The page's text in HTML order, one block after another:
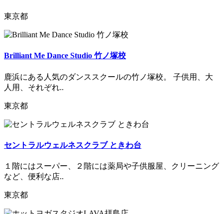
東京都
Brilliant Me Dance Studio 竹ノ塚校
鹿浜にある人気のダンススクールの竹ノ塚校。 子供用、大
人用、それぞれ..
東京都
セントラルウェルネスクラブ ときわ台
１階にはスーパー、２階には薬局や子供服屋、クリーニング
など、便利な店..
東京都